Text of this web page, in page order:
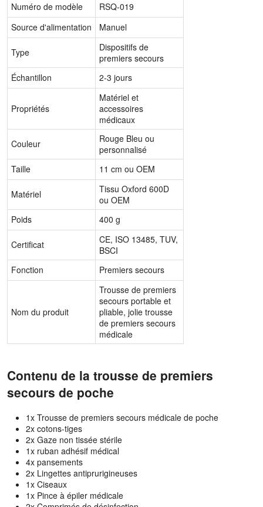
Numéro de modèle
RSQ-019
Source d'alimentation
Manuel
Type
Dispositifs de
premiers secours
Échantillon
2-3 jours
Propriétés
Matériel et
accessoires
médicaux
Couleur
Rouge Bleu ou
personnalisé
Taille
11 cm ou OEM
Matériel
Tissu Oxford 600D
ou OEM
Poids
400 g
Certificat
CE, ISO 13485, TUV,
BSCI
Fonction
Premiers secours
Nom du produit
Trousse de premiers
secours portable et
pliable, jolie trousse
de premiers secours
médicale
Contenu de la trousse de premiers
secours de poche
1x Trousse de premiers secours médicale de poche
2x cotons-tiges
2x Gaze non tissée stérile
1x ruban adhésif médical
4x pansements
2x Lingettes antiprurigineuses
1x Ciseaux
1x Pince à épiler médicale